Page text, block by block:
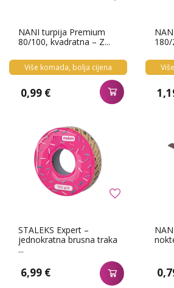
NANI turpija Premium
80/100, kvadratna – Z...
Više komada, bolja cijena
0,99 €
STALEKS Expert –
jednokratna brusna traka
...
6,99 €